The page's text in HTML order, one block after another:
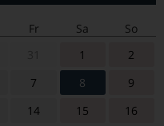
Fr Sa
So
1
2
7 8
9
14 15 16